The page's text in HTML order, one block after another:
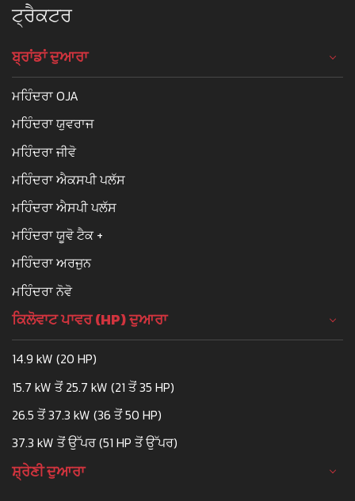
ਟ੍ਰੈਕਟਰ
ਬ੍ਰਾਂਡਾਂ ਦੁਆਰਾ
ਮਹਿੰਦਰਾ OJA
ਮਹਿੰਦਰਾ ਯੁਵਰਾਜ
ਮਹਿੰਦਰਾ ਜੀਵੋ
ਮਹਿੰਦਰਾ ਐਕਸਪੀ ਪਲੱਸ
ਮਹਿੰਦਰਾ ਐਸਪੀ ਪਲੱਸ
ਮਹਿੰਦਰਾ ਯੂਵੋ ਟੈਕ +
ਮਹਿੰਦਰਾ ਅਰਜੁਨ
ਮਹਿੰਦਰਾ ਨੋਵੋ
ਕਿਲੋਵਾਟ ਪਾਵਰ (HP) ਦੁਆਰਾ
14.9 kW (20 HP)
15.7 kW ਤੋਂ 25.7 kW (21 ਤੋਂ 35 HP)
26.5 ਤੋਂ 37.3 kW (36 ਤੋਂ 50 HP)
37.3 kW ਤੋਂ ਉੱਪਰ (51 HP ਤੋਂ ਉੱਪਰ)
ਸ਼੍ਰੇਣੀ ਦੁਆਰਾ